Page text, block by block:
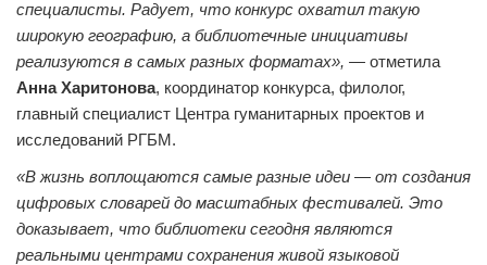
специалисты. Радует, что конкурс охватил такую
широкую географию, а библиотечные инициативы
реализуются в самых разных форматах», — отметила
Анна Харитонова, координатор конкурса, филолог,
главный специалист Центра гуманитарных проектов и
исследований РГБМ.
«В жизнь воплощаются самые разные идеи — от создания
цифровых словарей до масштабных фестивалей. Это
доказывает, что библиотеки сегодня являются
реальными центрами сохранения живой языковой